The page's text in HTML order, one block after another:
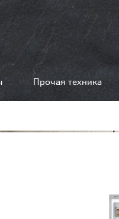
Прочая техника